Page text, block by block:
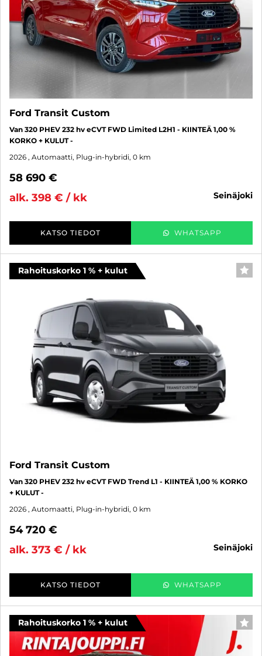
Ford Transit Custom
Van 320 PHEV 232 hv eCVT FWD Limited L2H1 - KIINTEÄ 1,00 %
KORKO + KULUT -
2026 , Automaatti, Plug-in-hybridi, 0 km
58 690 €
alk. 398 € / kk
seinäjoki
KATSO TIEDOT WHATSAPP
Rahoituskorko 1 % + kulut
Ford Transit Custom
Van 320 PHEV 232 hv eCVT FWD Trend L1 - KIINTEÄ 1,00 % KORKO
+ KULUT -
2026 , Automaatti, Plug-in-hybridi, 0 km
54 720 €
alk. 373 € / kk
seinäjoki
KATSO TIEDOT WHATSAPP
Rahoituskorko 1 % + kulut